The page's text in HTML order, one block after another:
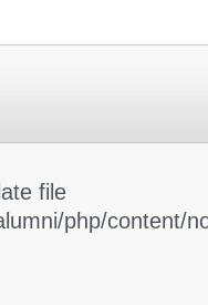
file
php/content/